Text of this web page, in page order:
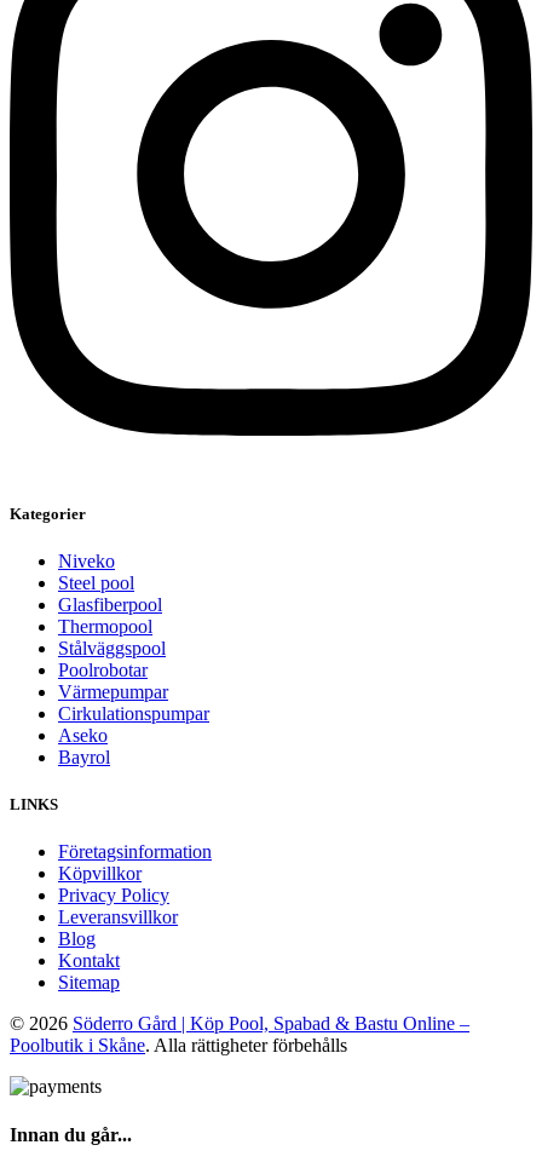
Kategorier
Niveko
Steel pool
Glasfiberpool
Thermopool
Stålväggspool
Poolrobotar
Värmepumpar
Cirkulationspumpar
Aseko
Bayrol
LINKS
Företagsinformation
Köpvillkor
Privacy Policy
Leveransvillkor
Blog
Kontakt
Sitemap
© 2026 Söderro Gård | Köp Pool, Spabad & Bastu Online –
Poolbutik i Skåne. Alla rättigheter förbehålls
Innan du går...